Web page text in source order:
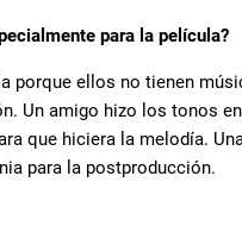
para la película?
porque ellos no tienen
Un amigo hizo los tonos
que hiciera la melodía.
para la postproducción.